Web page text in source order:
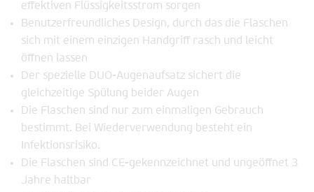
effektiven Flüssigkeitsstrom sorgen
Benutzerfreundliches Design, durch das die Flaschen
sich mit einem einzigen Handgriff rasch und leicht
öffnen lassen
Der spezielle DUO-Augenaufsatz sichert die
gleichzeitige Spülung beider Augen
Die Flaschen sind nur zum einmaligen Gebrauch
bestimmt. Bei Wiederverwendung besteht ein
Infektionsrisiko.
Die Flaschen sind CE-gekennzeichnet und ungeöffnet 3
Jahre haltbar